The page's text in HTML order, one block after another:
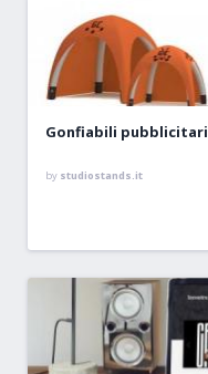
Gonfiabili pubblicitari
by studiostands.it